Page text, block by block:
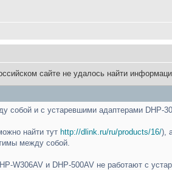
сайте не удалось найти
собой и с устаревшими адаптерами DHP-
найти тут http://dlink.ru/ru/products/16/),
между собой.
W306AV и DHP-500AV не работают с